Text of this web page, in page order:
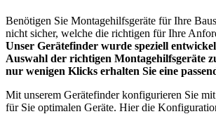
Benötigen Sie Montagehilfsgeräte für Ihre
nicht sicher, welche die richtigen für Ihre
Unser Gerätefinder wurde speziell
Auswahl der richtigen Montagehilfsgeräte
nur wenigen Klicks erhalten Sie eine
Mit unserem Gerätefinder konfigurieren Sie
für Sie optimalen Geräte. Hier die